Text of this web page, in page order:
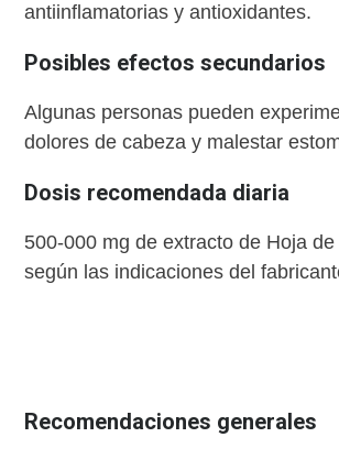
antiinflamatorias y antioxidantes.
Posibles efectos secundarios
Algunas personas pueden
dolores de cabeza y malestar
Dosis recomendada diaria
500-000 mg de extracto de Hoja
según las indicaciones del
Recomendaciones generales